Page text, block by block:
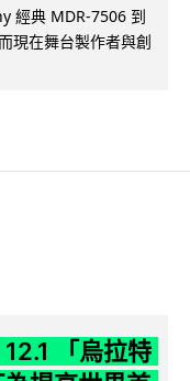
經典 MDR-7506 到
現在舞台製作者與創
「烏拉特